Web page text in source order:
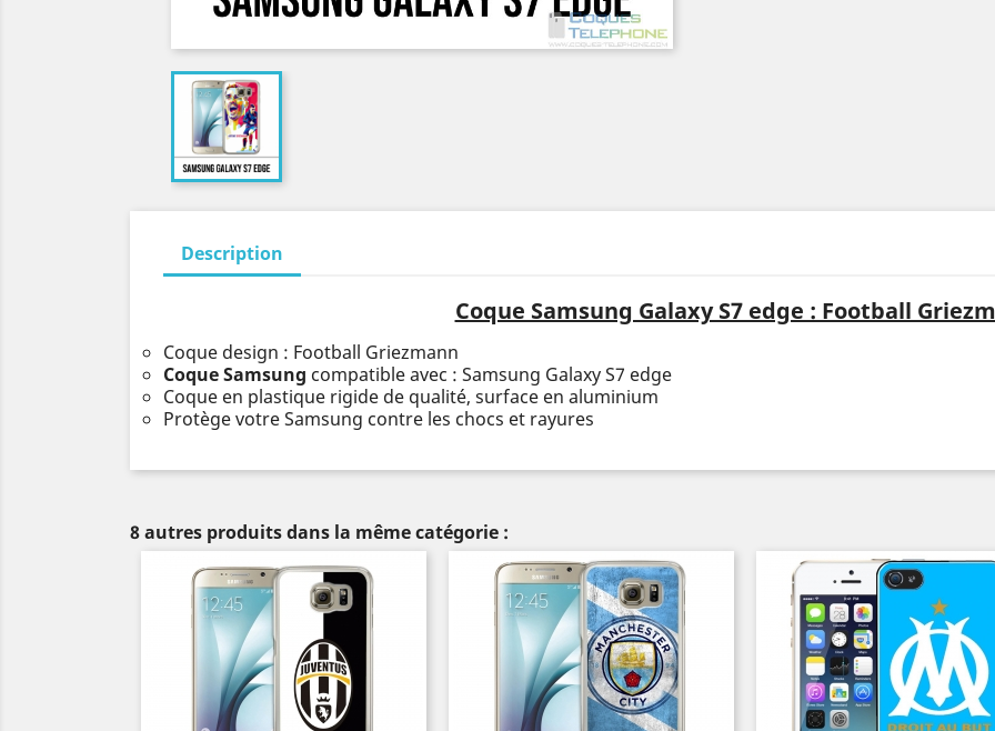
Description
Coque Samsung Galaxy S7 edge : Football
Coque design : Football Griezmann
Coque Samsung compatible avec : Samsung Galaxy S7 edge
Coque en plastique rigide de qualité, surface en aluminium
Protège votre Samsung contre les chocs et rayures
8 autres produits dans la même catégorie :